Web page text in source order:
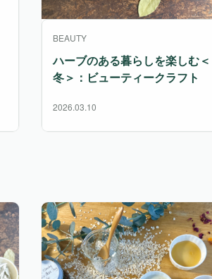
BEAUTY
ハーブのある暮らしを楽しむ＜
冬＞：ビューティークラフト
2026.03.10